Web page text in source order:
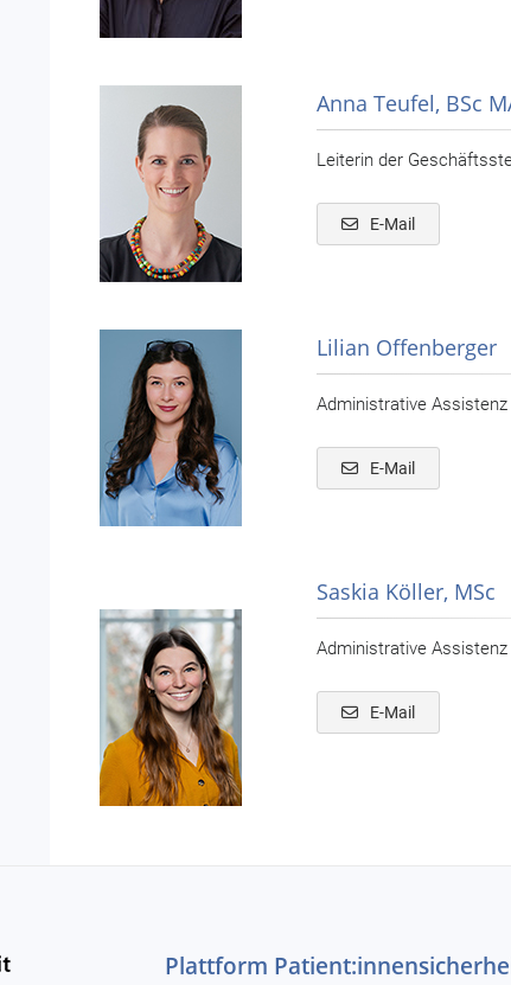
Anna Teufel, BSc
Leiterin der
E-Mail
Lilian Offenberger
Administrative Assistenz
E-Mail
Saskia Köller, MSc
Administrative Assistenz
E-Mail
Plattform